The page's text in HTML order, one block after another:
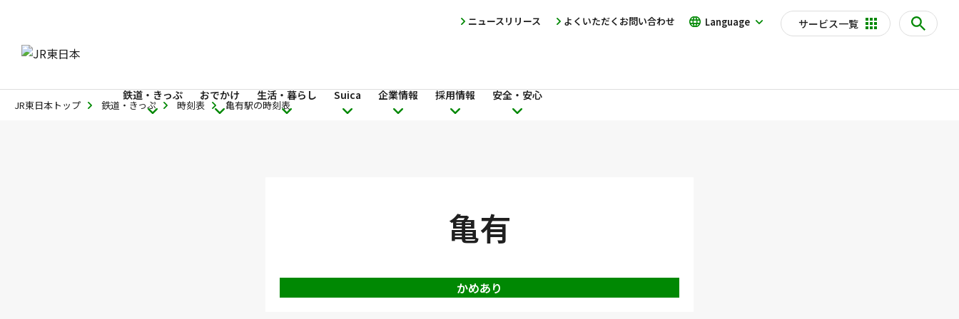
サービス一覧
鉄道・きっぷ おでかけ 生活・暮らし Suica 企業情報 採用情報 安全・安心
Language
よくいただくお問い合わせ
ニュースリリース
JR東日本トップ 鉄道・きっぷ 時刻表 亀有駅の時刻表
亀有
かめあり